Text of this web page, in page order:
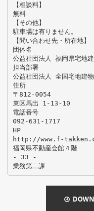
【相談料】
無料
【その他】
駐車場は有りません。
【問い合わせ先・所在地】
団体名
公益社団法人 福岡県宅地
担当部署
公益社団法人 全国宅地建
住所
〒812-0054
東区馬出 1-13-10
電話番号
092-631-1717
HP
http://www.f-
福岡県不動産会館４階
- 33 -